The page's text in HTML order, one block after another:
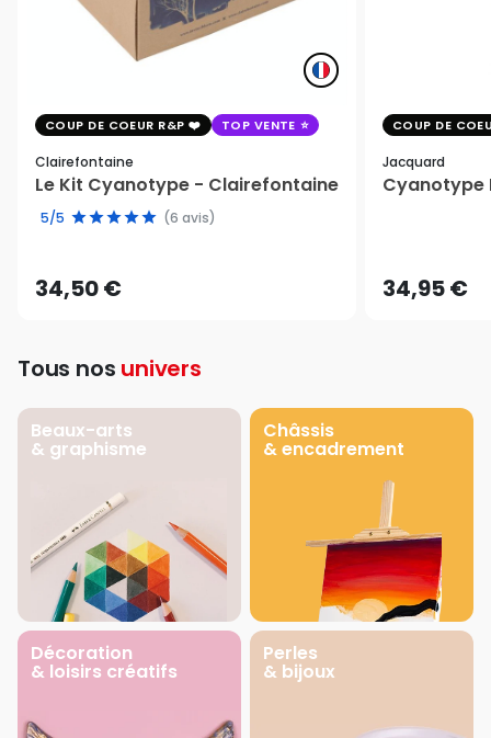
COUP DE COEUR R&P TOP VENTE
Clairefontaine
Le Kit Cyanotype - Clairefontaine
5/5 (6 avis)
34,50 €
COUP DE
Jacquard
Cyanotype
34,95 €
Tous nos univers
Beaux-arts
& graphisme
Châssis
& encadrement
Décoration
& loisirs créatifs
Perles
& bijoux